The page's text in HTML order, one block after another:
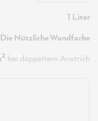
1 Liter
Die Nützliche Wandfarbe
2 bei doppeltem Anstrich